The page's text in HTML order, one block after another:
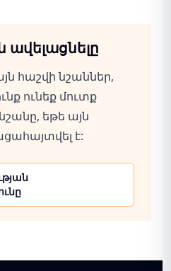
հաշվի նշաններ,
ունեք մուտք
եթե այն
է: